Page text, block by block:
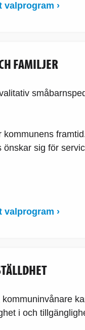
valprogram ›
FAMILJER
kommunens
önskar sig för
valprogram ›
i och